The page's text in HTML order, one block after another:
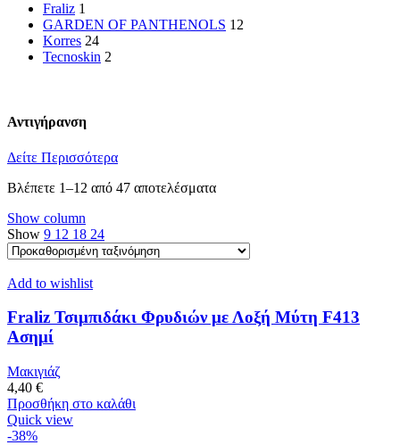
Fraliz 1
GARDEN OF PANTHENOLS 12
Korres 24
Tecnoskin 2
Αντιγήρανση
Δείτε Περισσότερα
Βλέπετε 1–12 από 47 αποτελέσματα
Show column
Show 9 12 18 24
Add to wishlist
Fraliz Τσιμπιδάκι Φρυδιών με Λοξή Μύτη F413
Ασημί
Μακιγιάζ
4,40 €
Προσθήκη στο καλάθι
Quick view
-38%